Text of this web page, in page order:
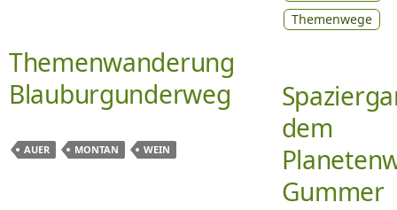
Themenwanderung
Blauburgunderweg
AUER MONTAN WEIN
Themenwege
dem
Gummer